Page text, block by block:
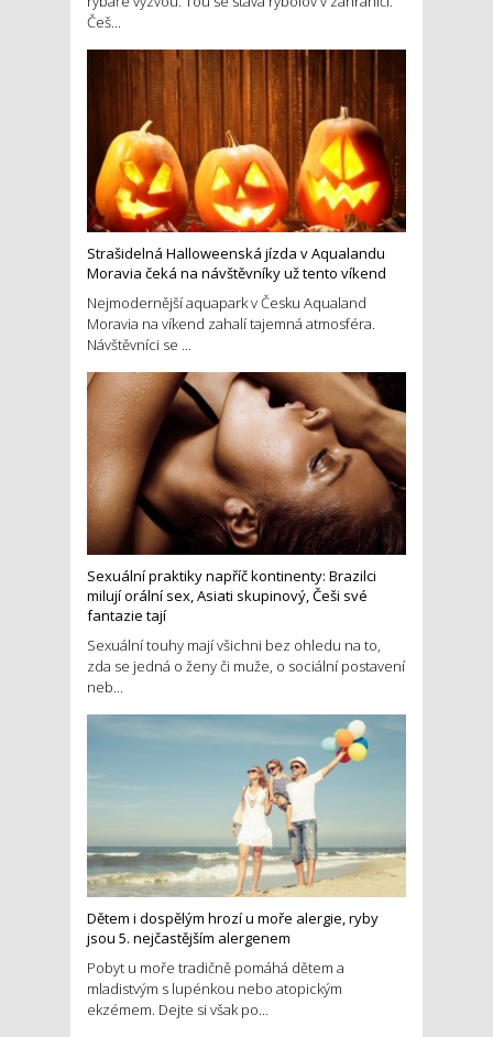
Češ...
Strašidelná Halloweenská jízda v Aqualandu
Moravia čeká na návštěvníky už tento víkend
Nejmodernější aquapark v Česku Aqualand
Moravia na víkend zahalí tajemná atmosféra.
Návštěvníci se ...
Sexuální praktiky napříč kontinenty: Brazilci
milují orální sex, Asiati skupinový, Češi své
fantazie tají
Sexuální touhy mají všichni bez ohledu na to,
zda se jedná o ženy či muže, o sociální postavení
neb...
Dětem i dospělým hrozí u moře alergie, ryby
jsou 5. nejčastějším alergenem
Pobyt u moře tradičně pomáhá dětem a
mladistvým s lupénkou nebo atopickým
ekzémem. Dejte si však po...